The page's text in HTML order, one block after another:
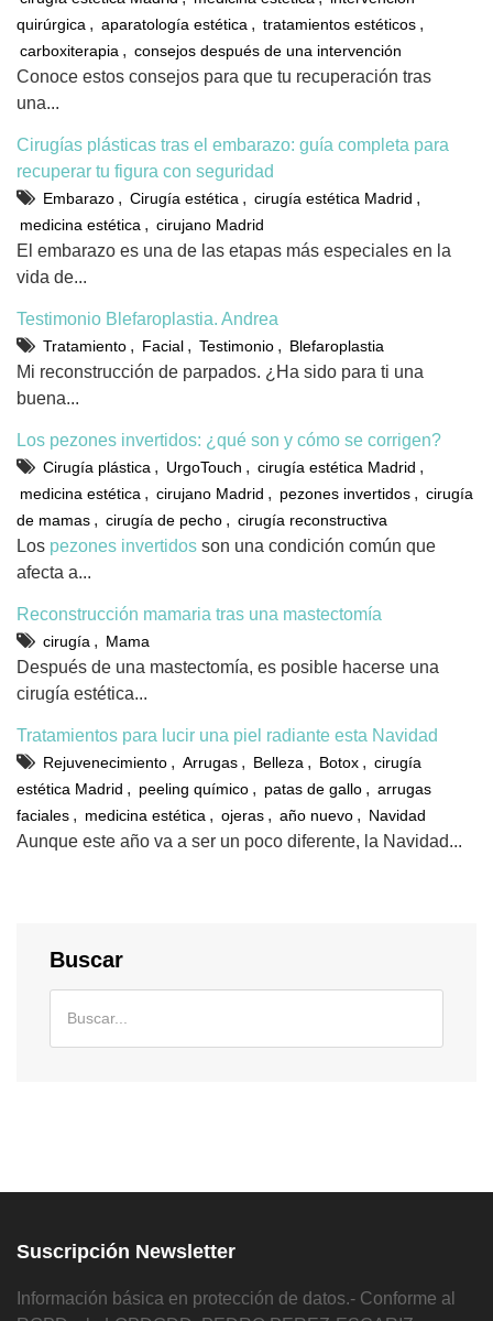
quirúrgica , aparatología estética , tratamientos estéticos ,
carboxiterapia , consejos después de una intervención
Conoce estos consejos para que tu recuperación tras
una...
Cirugías plásticas tras el embarazo: guía completa para
recuperar tu figura con seguridad
Embarazo , Cirugía estética , cirugía estética Madrid ,
medicina estética , cirujano Madrid
El embarazo es una de las etapas más especiales en la
vida de...
Testimonio Blefaroplastia. Andrea
Tratamiento , Facial , Testimonio , Blefaroplastia
Mi reconstrucción de parpados. ¿Ha sido para ti una
buena...
Los pezones invertidos: ¿qué son y cómo se corrigen?
Cirugía plástica , UrgoTouch , cirugía estética Madrid ,
medicina estética , cirujano Madrid , pezones invertidos , cirugía
de mamas , cirugía de pecho , cirugía reconstructiva
Los pezones invertidos son una condición común que
afecta a...
Reconstrucción mamaria tras una mastectomía
cirugía , Mama
Después de una mastectomía, es posible hacerse una
cirugía estética...
Tratamientos para lucir una piel radiante esta Navidad
Rejuvenecimiento , Arrugas , Belleza , Botox , cirugía
estética Madrid , peeling químico , patas de gallo , arrugas
faciales , medicina estética , ojeras , año nuevo , Navidad
Aunque este año va a ser un poco diferente, la Navidad...
Buscar
Suscripción Newsletter
Información básica en protección de datos.- Conforme al